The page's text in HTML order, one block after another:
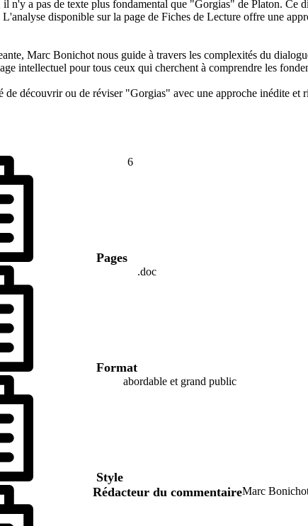
n'y a pas de texte plus fondamental que "Gorgias" de Platon. Ce
disponible sur la page de Fiches de Lecture offre une
Marc Bonichot nous guide à travers les complexités du
intellectuel pour tous ceux qui cherchent à comprendre les
de découvrir ou de réviser "Gorgias" avec une approche inédite
Pages
6
Format
.doc
Style
abordable et grand public
Rédacteur du commentaireMarc